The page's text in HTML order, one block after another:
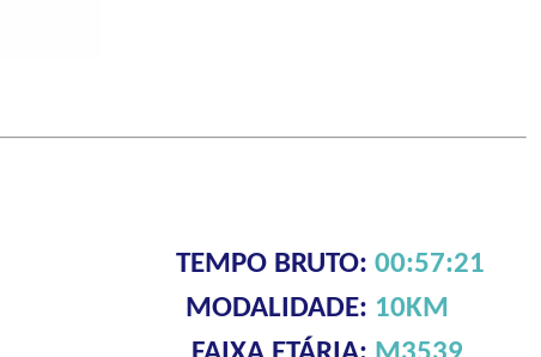
TEMPO BRUTO: 00:57:21
MODALIDADE: 10KM